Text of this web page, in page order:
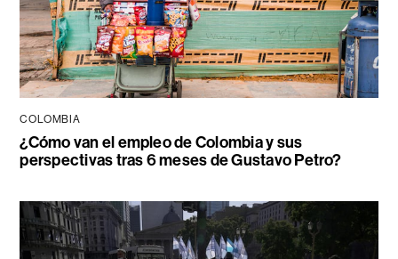
COLOMBIA
¿Cómo van el empleo de Colombia y sus
perspectivas tras 6 meses de Gustavo Petro?